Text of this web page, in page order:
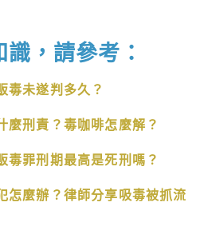
，請參考：
毒未遂判多久？
刑責？毒咖啡怎麼解？
罪刑期最高是死刑嗎？
怎麼辦？律師分享吸毒被抓流